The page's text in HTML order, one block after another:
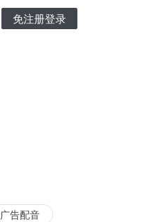
免注册登录
广告配音